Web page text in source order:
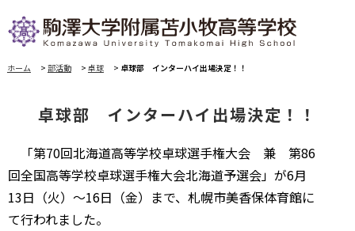
ホーム > 部活動 > 卓球 > 卓球部 インターハイ出場決定！！
卓球部 インターハイ出場決定！！
「第70回北海道高等学校卓球選手権大会 兼 第86
回全国高等学校卓球選手権大会北海道予選会」が6月
13日（火）～16日（金）まで、札幌市美香保体育館に
て行われました。